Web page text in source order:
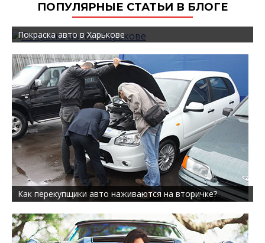
ПОПУЛЯРНЫЕ СТАТЬИ В БЛОГЕ
Покраска авто в Харькове
Как перекупщики авто наживаются на вторичке?